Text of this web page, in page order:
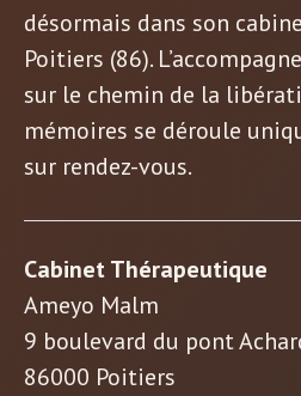
désormais dans son
Poitiers (86).
sur le chemin de la
mémoires se déroule
sur rendez-vous.
Cabinet Thérapeutique
Ameyo Malm
9 boulevard du pont
86000 Poitiers